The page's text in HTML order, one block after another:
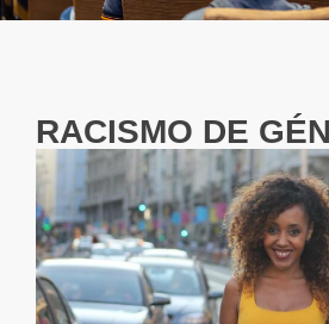
RACISMO DE